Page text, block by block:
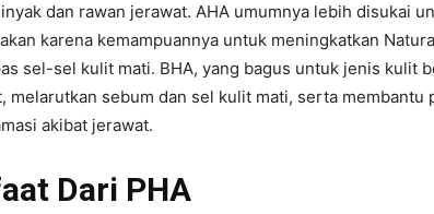
dan rawan jerawat. AHA umumnya lebih disukai
karena kemampuannya untuk meningkatkan
sel-sel kulit mati. BHA, yang bagus untuk jenis kulit
melarutkan sebum dan sel kulit mati, serta
akibat jerawat.
Dari PHA